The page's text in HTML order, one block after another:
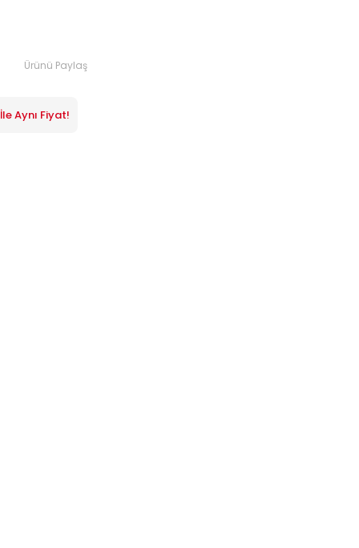
Ürünü Paylaş
Aynı Fiyat!